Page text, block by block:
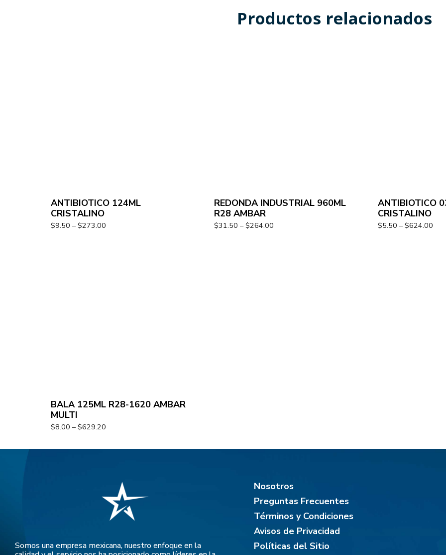
Productos relacionados
ANTIBIOTICO 124ML
CRISTALINO
$9.50 – $273.00
REDONDA INDUSTRIAL 960ML
R28 AMBAR
$31.50 – $264.00
ANTIBIOTICO
CRISTALINO
$5.50 – $624.00
BALA 125ML R28-1620 AMBAR
MULTI
$8.00 – $629.20
Somos una empresa mexicana, nuestro enfoque en la
Nosotros
Preguntas Frecuentes
Términos y Condiciones
Avisos de Privacidad
Políticas del Sitio